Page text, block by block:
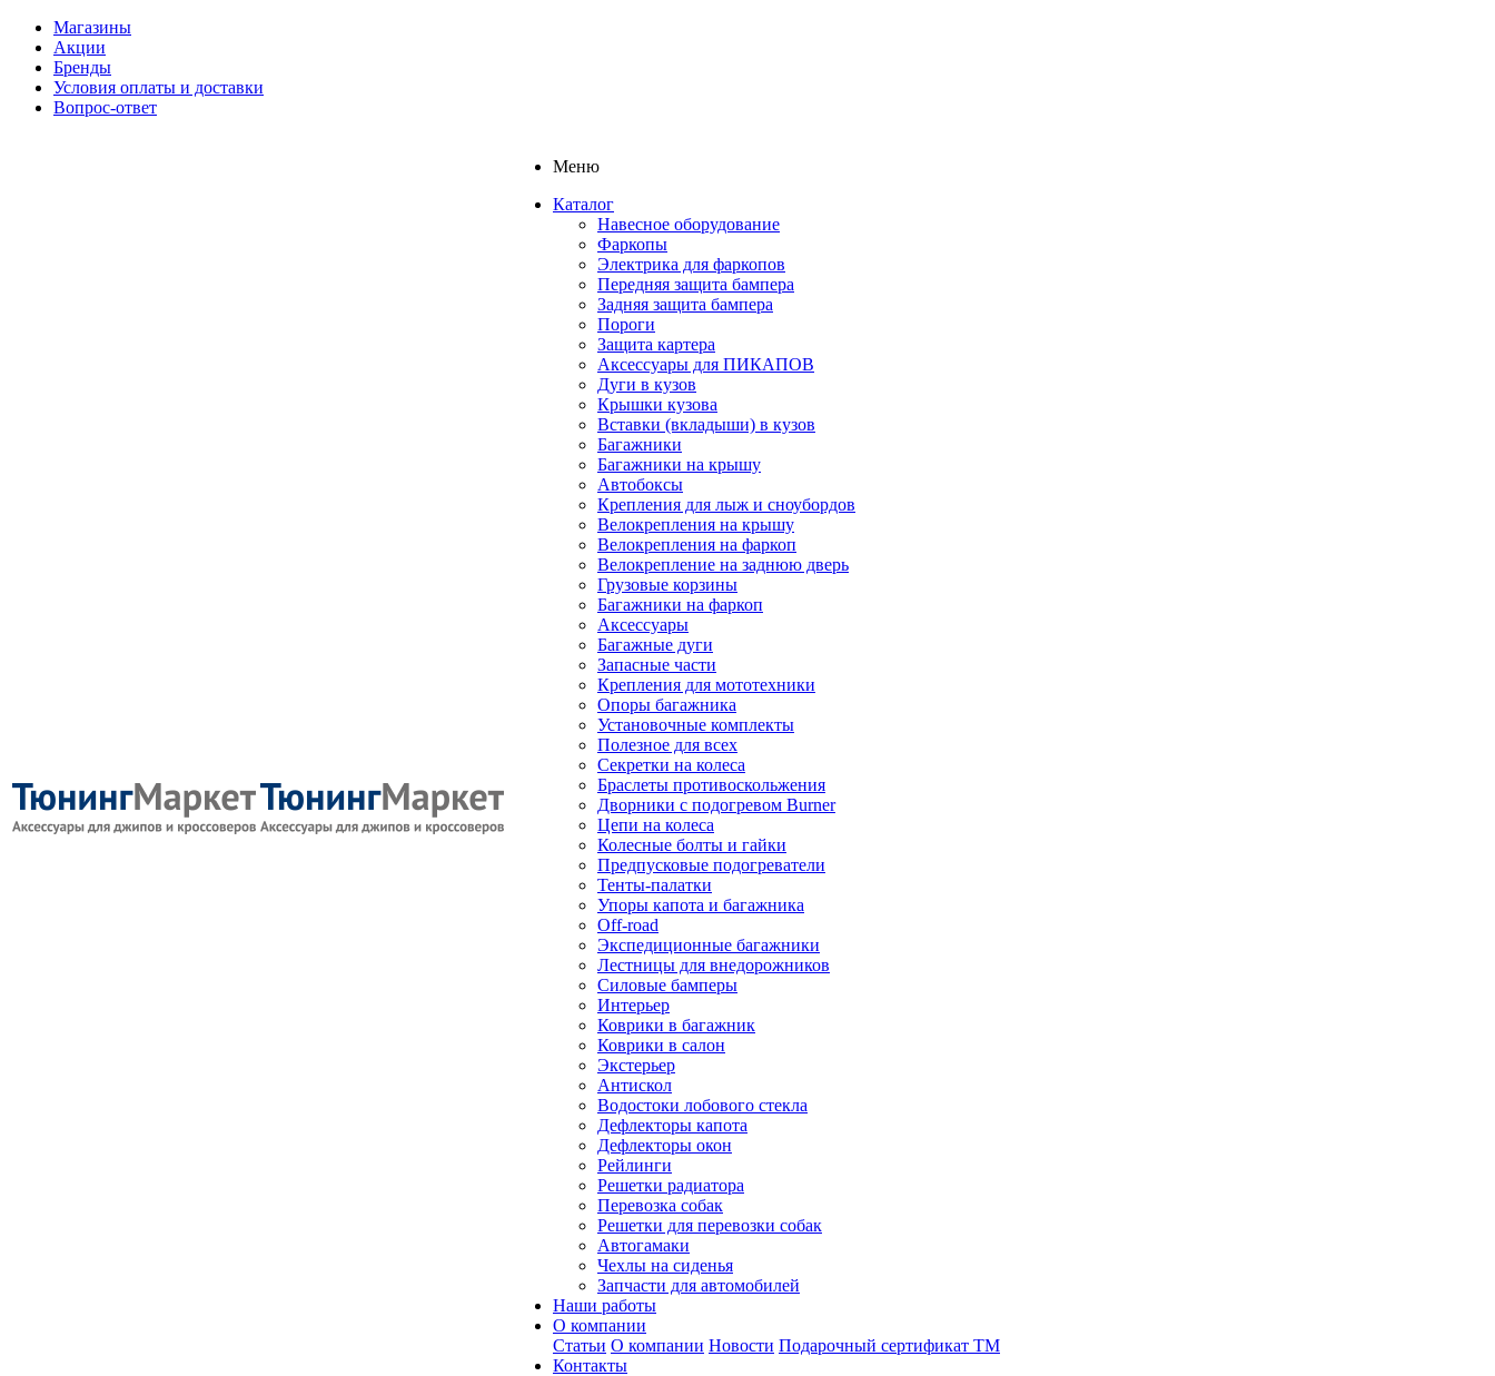
Магазины
Акции
Бренды
Условия оплаты и доставки
Вопрос-ответ
Меню
Каталог
Навесное оборудование
Фаркопы
Электрика для фаркопов
Передняя защита бампера
Задняя защита бампера
Пороги
Защита картера
Аксессуары для ПИКАПОВ
Дуги в кузов
Крышки кузова
Вставки (вкладыши) в кузов
Багажники
Багажники на крышу
Автобоксы
Крепления для лыж и сноубордов
Велокрепления на крышу
Велокрепления на фаркоп
Велокрепление на заднюю дверь
Грузовые корзины
Багажники на фаркоп
Аксессуары
Багажные дуги
Запасные части
Крепления для мототехники
Опоры багажника
Установочные комплекты
Полезное для всех
Секретки на колеса
Браслеты противоскольжения
Дворники с подогревом Burner
Цепи на колеса
Колесные болты и гайки
Предпусковые подогреватели
Тенты-палатки
Упоры капота и багажника
Off-road
Экспедиционные багажники
Лестницы для внедорожников
Силовые бамперы
Интерьер
Коврики в багажник
Коврики в салон
Экстерьер
Антискол
Водостоки лобового стекла
Дефлекторы капота
Дефлекторы окон
Рейлинги
Решетки радиатора
Перевозка собак
Решетки для перевозки собак
Автогамаки
Чехлы на сиденья
Запчасти для автомобилей
Наши работы
О компании
Статьи О компании Новости Подарочный сертификат ТМ
Контакты